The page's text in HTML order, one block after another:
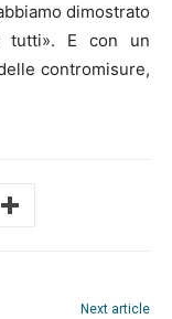
dimostrato
tutti». E con un
contromisure,
Next article